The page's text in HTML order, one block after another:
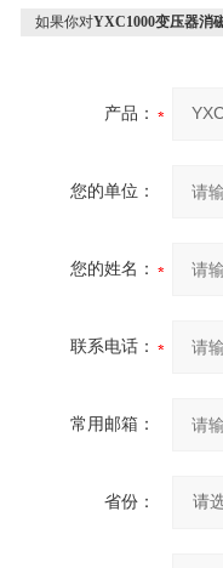
如果你对YXC1000变压器消
产品：
您的单位：
您的姓名：
联系电话：
常用邮箱：
省份：